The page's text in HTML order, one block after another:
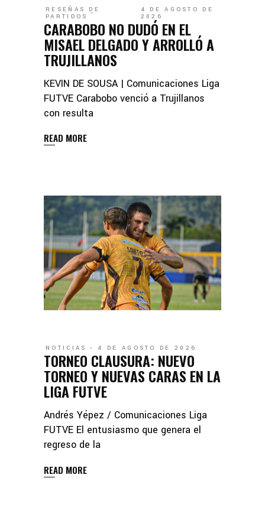
RESEÑAS DE
PARTIDOS
4 DE AGOSTO DE
2026
CARABOBO NO DUDÓ EN EL
MISAEL DELGADO Y ARROLLÓ A
TRUJILLANOS
KEVIN DE SOUSA | Comunicaciones Liga
FUTVE Carabobo venció a Trujillanos
con resulta
READ MORE
NOTICIAS 4 DE AGOSTO DE 2026
TORNEO CLAUSURA: NUEVO
TORNEO Y NUEVAS CARAS EN LA
LIGA FUTVE
Andrés Yépez / Comunicaciones Liga
FUTVE El entusiasmo que genera el
regreso de la
READ MORE